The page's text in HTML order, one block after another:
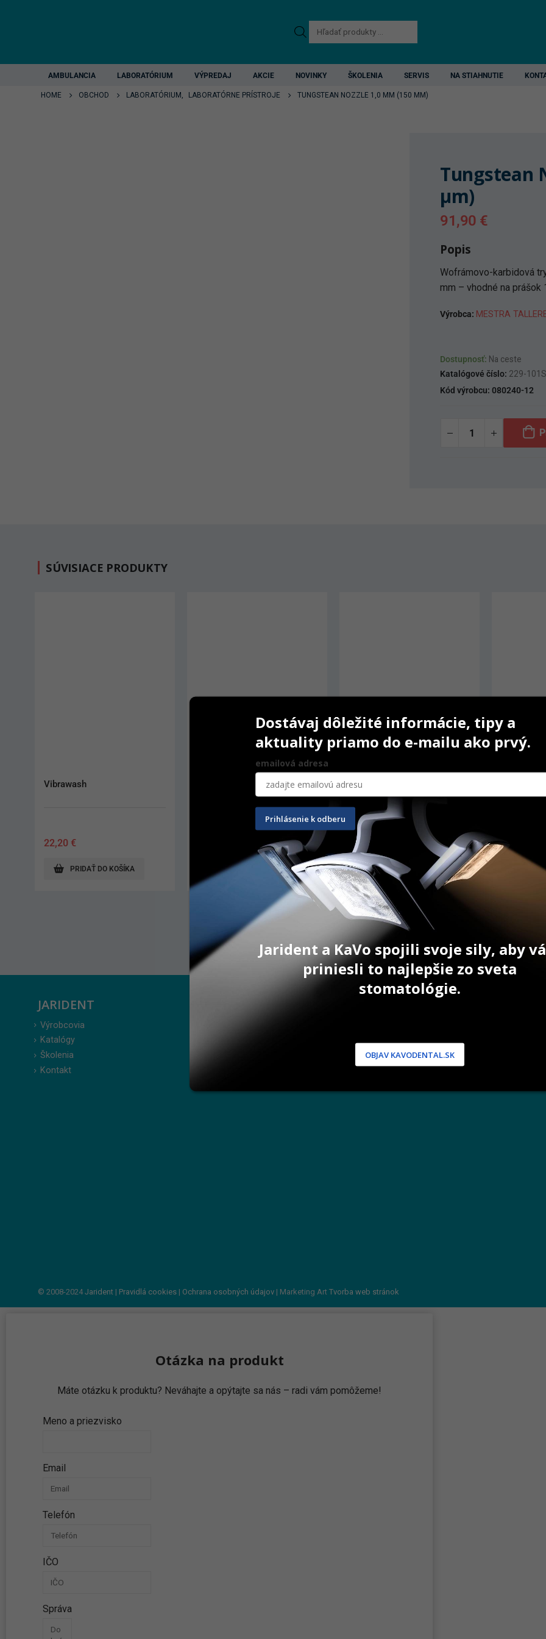
Products
search
AMBULANCIA LABORATÓRIUM VÝPREDAJ AKCIE NOVINKY ŠKOLENIA SERVIS NA STIAHNUTIE
HOME OBCHOD LABORATÓRIUM , LABORATÓRNE PRÍSTROJE TUNGSTEAN NOZZLE 1,0 MM (150 ΜM)
Tungstean
µm)
91,90 €
Popis
Wofrámovo-karbidová
mm – vhodné na prášok
Výrobca: MESTRA
Dostupnosť: Na ceste
Katalógové číslo: 229-101S
Kód výrobcu: 080240-12
SÚVISIACE PRODUKTY
Mirator 2000 E
405,00
PRIDAŤ DO KOŠÍKA
Tornado Eco 2/Pro sáčok
PRIDAŤ DO KOŠÍKA
Bijou 90
195,80
PRIDAŤ DO KOŠÍKA
Akciová
JARIDENT
Výrobcovia
Katalógy
Školenia
Kontakt
ZÁKAZNÍCKA ZÓNA
Reklamácie
Servis
© 2008-2024Jarident | Pravidlá cookies | Ochrana osobných údajov | Marketing Art Tvorba web stránok
Otázka na produkt
Máte otázku k produktu? Neváhajte a opýtajte sa nás – radi vám pomôžeme!
Meno a priezvisko
Email
Telefón
IČO
Správa
Dostávaj dôležité informácie, tipy a
aktuality priamo do e-mailu ako prvý.
emailová adresa
Prihlásenie k odberu
Jarident a KaVo spojili svoje sily, aby
priniesli to najlepšie zo sveta
stomatológie.
OBJAV KAVODENTAL.SK